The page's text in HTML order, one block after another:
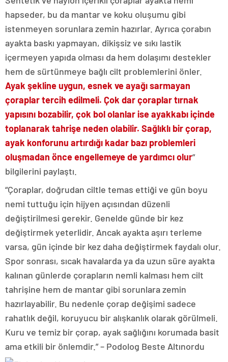
hapseder, bu da mantar ve koku oluşumu gibi
istenmeyen sorunlara zemin hazırlar. Ayrıca çorabın
ayakta baskı yapmayan, dikişsiz ve sıkı lastik
içermeyen yapıda olması da hem dolaşımı destekler
hem de sürtünmeye bağlı cilt problemlerini önler.
Ayak şekline uygun, esnek ve ayağı sarmayan
çoraplar tercih edilmeli. Çok dar çoraplar tırnak
yapısını bozabilir, çok bol olanlar ise ayakkabı içinde
toplanarak tahrişe neden olabilir. Sağlıklı bir çorap,
ayak konforunu artırdığı kadar bazı problemleri
oluşmadan önce engellemeye de yardımcı olur”
bilgilerini paylaştı.
“Çoraplar, doğrudan ciltle temas ettiği ve gün boyu
nemi tuttuğu için hijyen açısından düzenli
değiştirilmesi gerekir. Genelde günde bir kez
değiştirmek yeterlidir. Ancak ayakta aşırı terleme
varsa, gün içinde bir kez daha değiştirmek faydalı olur.
Spor sonrası, sıcak havalarda ya da uzun süre ayakta
kalınan günlerde çorapların nemli kalması hem cilt
tahrişine hem de mantar gibi sorunlara zemin
hazırlayabilir. Bu nedenle çorap değişimi sadece
rahatlık değil, koruyucu bir alışkanlık olarak görülmeli.
Kuru ve temiz bir çorap, ayak sağlığını korumada basit
ama etkili bir önlemdir.” – Podolog Beste Altınordu